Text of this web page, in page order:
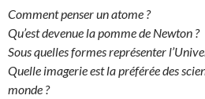
Comment penser un atome ?
Qu’est devenue la pomme de Newton ?
Sous quelles formes représenter
Quelle imagerie est la préférée des
monde ?